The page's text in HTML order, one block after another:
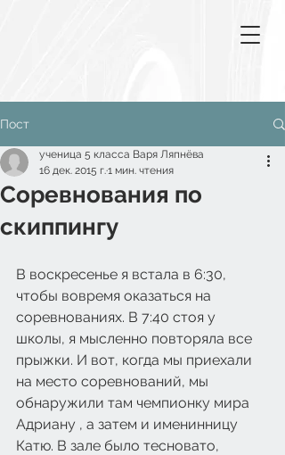
Пост
Соревнования по
скиппингу
ученица 5 класса Варя Ляпнёва
16 дек. 2015 г.1 мин. чтения
В воскресенье я встала в 6:30,
чтобы вовремя оказаться на
соревнованиях. В 7:40 стоя у
школы, я мысленно повторяла все
прыжки. И вот, когда мы приехали
на место соревнований, мы
обнаружили там чемпионку мира
Адриану , а затем и именинницу
Катю. В зале было тесновато,